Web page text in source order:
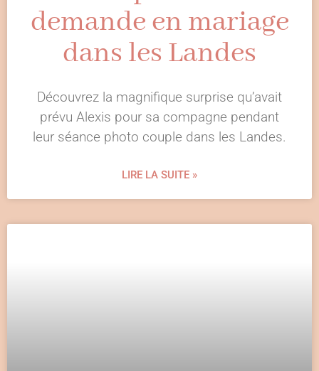
demande en mariage
dans les Landes
Découvrez la magnifique surprise qu’avait
prévu Alexis pour sa compagne pendant
leur séance photo couple dans les Landes.
LIRE LA SUITE »